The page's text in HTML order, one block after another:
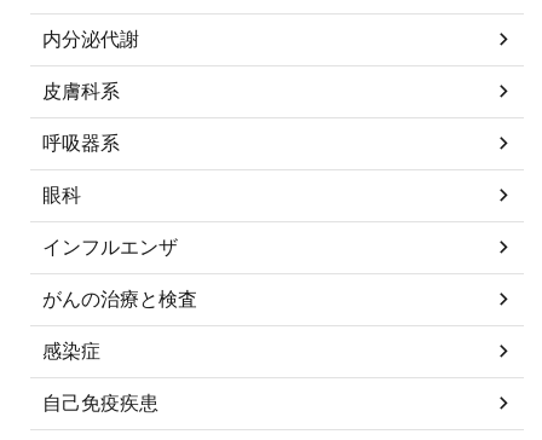
内分泌代謝
皮膚科系
呼吸器系
眼科
インフルエンザ
がんの治療と検査
感染症
自己免疫疾患